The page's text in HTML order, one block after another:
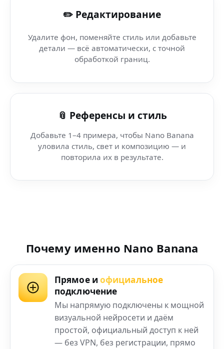
AI Kawaii арт — Nano Banana AI редактор в Telegram
AI Kawaii арт (административная панель) — вирусные
AI Kawaii арт — Course Generator AI — создавай
✏️ Редактирование
Удалите фон, поменяйте стиль или добавьте
детали — всё автоматически, с точной
обработкой границ.
📎 Референсы и стиль
Добавьте 1–4 примера, чтобы Nano Banana
уловила стиль, свет и композицию — и
повторила их в результате.
Почему именно Nano Banana
Прямое и официальное
подключение
Мы напрямую подключены к мощной
визуальной нейросети и даём
простой, официальный доступ к ней
— без VPN, без регистрации, прямо